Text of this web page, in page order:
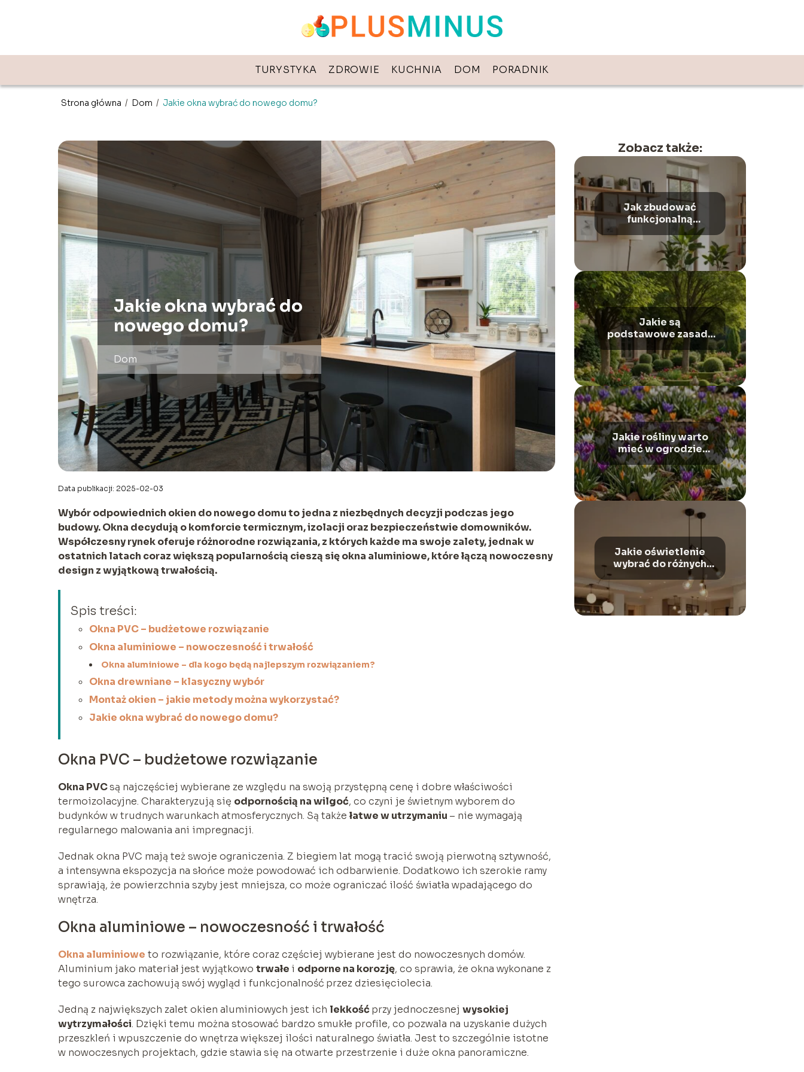
TURYSTYKA ZDROWIE KUCHNIA DOM PORADNIK
Strona główna / Dom / Jakie okna wybrać do nowego domu?
Jakie okna wybrać do
nowego domu?
Dom
Data publikacji: 2025-02-03
Wybór odpowiednich okien do nowego domu to jedna z niezbędnych decyzji podczas jego
budowy. Okna decydują o komforcie termicznym, izolacji oraz bezpieczeństwie domowników.
Współczesny rynek oferuje różnorodne rozwiązania, z których każde ma swoje zalety, jednak w
ostatnich latach coraz większą popularnością cieszą się okna aluminiowe, które łączą nowoczesny
design z wyjątkową trwałością.
Spis treści:
Okna PVC – budżetowe rozwiązanie
Okna aluminiowe – nowoczesność i trwałość
Okna aluminiowe – dla kogo będą najlepszym rozwiązaniem?
Okna drewniane – klasyczny wybór
Montaż okien – jakie metody można wykorzystać?
Jakie okna wybrać do nowego domu?
Okna PVC – budżetowe rozwiązanie
Okna PVCsą najczęściej wybierane ze względu na swoją przystępną cenę i dobre właściwości
termoizolacyjne. Charakteryzują się odpornością na wilgoć, co czyni je świetnym wyborem do
budynków w trudnych warunkach atmosferycznych. Są także łatwe w utrzymaniu – nie wymagają
regularnego malowania ani impregnacji.
Jednak okna PVC mają też swoje ograniczenia. Z biegiem lat mogą tracić swoją pierwotną sztywność,
a intensywna ekspozycja na słońce może powodować ich odbarwienie. Dodatkowo ich szerokie ramy
sprawiają, że powierzchnia szyby jest mniejsza, co może ograniczać ilość światła wpadającego do
wnętrza.
Okna aluminiowe – nowoczesność i trwałość
Okna aluminiowe to rozwiązanie, które coraz częściej wybierane jest do nowoczesnych domów.
Aluminium jako materiał jest wyjątkowo trwałe i odporne na korozję, co sprawia, że okna wykonane z
tego surowca zachowują swój wygląd i funkcjonalność przez dziesięciolecia.
Jedną z największych zalet okien aluminiowych jest ich lekkośćprzy jednoczesnej wysokiej
wytrzymałości. Dzięki temu można stosować bardzo smukłe profile, co pozwala na uzyskanie dużych
przeszkleń i wpuszczenie do wnętrza większej ilości naturalnego światła. Jest to szczególnie istotne
w nowoczesnych projektach, gdzie stawia się na otwarte przestrzenie i duże okna panoramiczne.
Zobacz także:
Jak zbudować
funkcjonalną
przestrzeń w małym
mieszkaniu?
Jakie są
podstawowe zasady
projektowania
ogrodu?
Jakie rośliny warto
mieć w ogrodzie
wczesną wiosną?
Jakie oświetlenie
wybrać do różnych
pomieszczeń?